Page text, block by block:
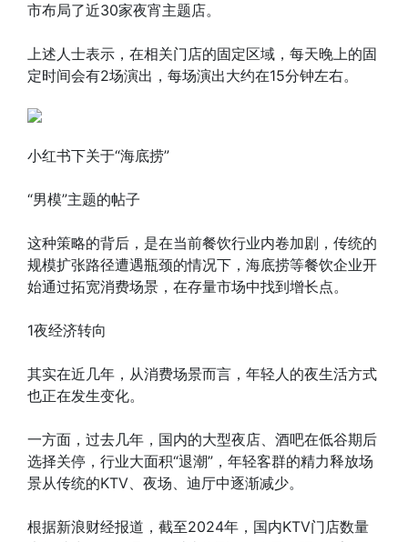
市布局了近30家夜宵主题店。
上述人士表示，在相关门店的固定区域，每天晚上的固
定时间会有2场演出，每场演出大约在15分钟左右。
小红书下关于“海底捞”
“男模”主题的帖子
这种策略的背后，是在当前餐饮行业内卷加剧，传统的
规模扩张路径遭遇瓶颈的情况下，海底捞等餐饮企业开
始通过拓宽消费场景，在存量市场中找到增长点。
1夜经济转向
其实在近几年，从消费场景而言，年轻人的夜生活方式
也正在发生变化。
一方面，过去几年，国内的大型夜店、酒吧在低谷期后
选择关停，行业大面积“退潮”，年轻客群的精力释放场
景从传统的KTV、夜场、迪厅中逐渐减少。
根据新浪财经报道，截至2024年，国内KTV门店数量